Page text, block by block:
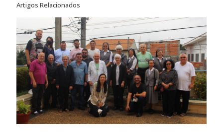
Artigos Relacionados